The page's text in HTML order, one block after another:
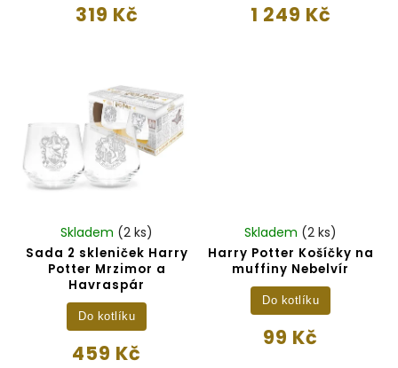
319 Kč 1 249 Kč
Sada 2 skleniček Harry
Potter Mrzimor a
Havraspár
Skladem (2 ks)
459 Kč
Do kotlíku
Harry Potter Košíčky na
muffiny Nebelvír
Skladem (2 ks)
99 Kč
Do kotlíku